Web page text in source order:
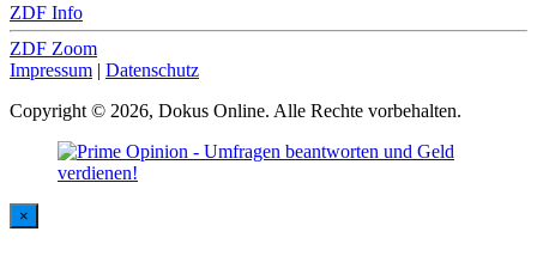
ZDF Info
ZDF Zoom
Impressum | Datenschutz
Copyright © 2026, Dokus Online. Alle Rechte vorbehalten.
×